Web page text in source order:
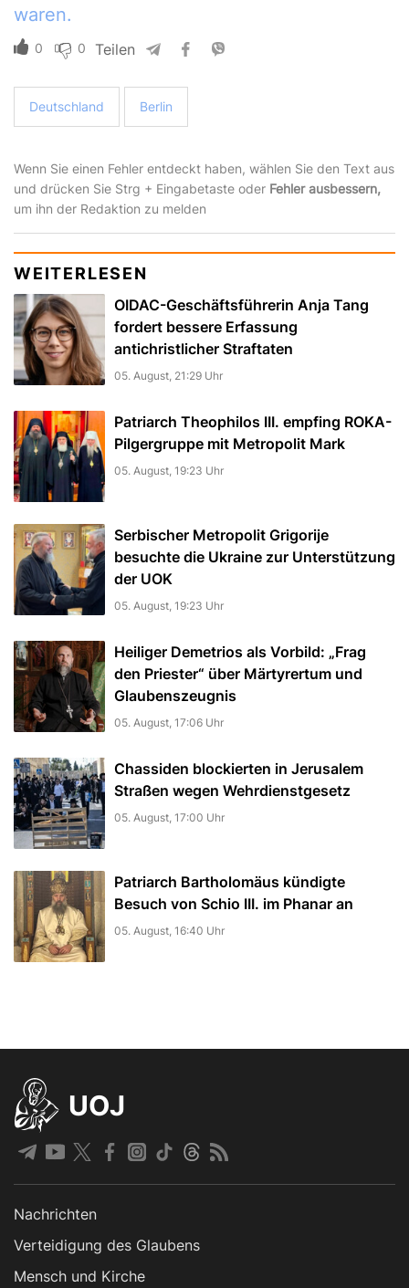
waren.
0 0 Teilen
Deutschland Berlin
Wenn Sie einen Fehler entdeckt haben, wählen Sie den Text aus
und drücken Sie Strg + Eingabetaste oder Fehler ausbessern,
um ihn der Redaktion zu melden
WEITERLESEN
OIDAC-Geschäftsführerin Anja Tang
fordert bessere Erfassung
antichristlicher Straftaten
05. August, 21:29 Uhr
Patriarch Theophilos III. empfing ROKA-
Pilgergruppe mit Metropolit Mark
05. August, 19:23 Uhr
Serbischer Metropolit Grigorije
besuchte die Ukraine zur Unterstützung
der UOK
05. August, 19:23 Uhr
Heiliger Demetrios als Vorbild: „Frag
den Priester“ über Märtyrertum und
Glaubenszeugnis
05. August, 17:06 Uhr
Chassiden blockierten in Jerusalem
Straßen wegen Wehrdienstgesetz
05. August, 17:00 Uhr
Patriarch Bartholomäus kündigte
Besuch von Schio III. im Phanar an
05. August, 16:40 Uhr
UOJ
Nachrichten
Verteidigung des Glaubens
Mensch und Kirche